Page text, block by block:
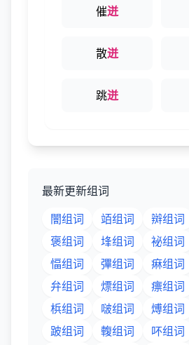
催迸
散迸
跳迸
最新更新组词
闇组词
竡组词 辬组词
褒组词
埄组词 袐组词
愊组词
彃组词 痳组词
弁组词
熛组词 瘭组词
梹组词
啵组词 煿组词
跛组词
輹组词 吥组词